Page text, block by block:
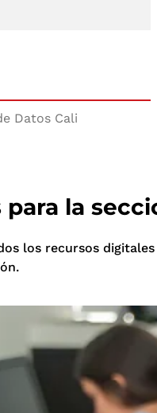
Datos Cali
para la
los recursos